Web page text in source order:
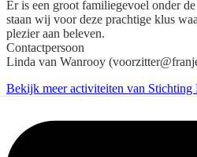
Er is een groot familiegevoel onder
staan wij voor deze prachtige klus
plezier aan beleven.
Contactpersoon
Linda van Wanrooy
Bekijk meer activiteiten van